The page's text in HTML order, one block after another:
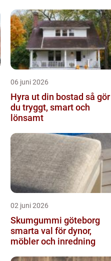
06 juni 2026
Hyra ut din bostad så gör
du tryggt, smart och
lönsamt
02 juni 2026
Skumgummi göteborg
smarta val för dynor,
möbler och inredning